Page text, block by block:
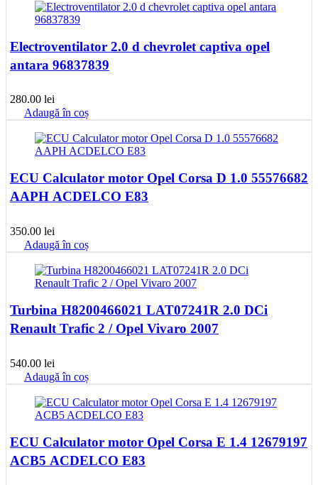
Electroventilator 2.0 d chevrolet captiva opel
antara 96837839
280.00 lei
Adaugă în coș
ECU Calculator motor Opel Corsa D 1.0 55576682
AAPH ACDELCO E83
350.00 lei
Adaugă în coș
Turbina H8200466021 LAT07241R 2.0 DCi
Renault Trafic 2 / Opel Vivaro 2007
540.00 lei
Adaugă în coș
ECU Calculator motor Opel Corsa E 1.4 12679197
ACB5 ACDELCO E83